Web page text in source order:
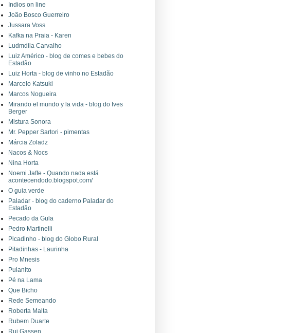
Indios on line
João Bosco Guerreiro
Jussara Voss
Kafka na Praia - Karen
Ludmdila Carvalho
Luiz Américo - blog de comes e bebes do
Estadão
Luiz Horta - blog de vinho no Estadão
Marcelo Katsuki
Marcos Nogueira
Mirando el mundo y la vida - blog do Ives
Berger
Mistura Sonora
Mr. Pepper Sartori - pimentas
Márcia Zoladz
Nacos & Nocs
Nina Horta
Noemi Jaffe - Quando nada está
acontecendodo.blogspot.com/
O guia verde
Paladar - blog do caderno Paladar do
Estadão
Pecado da Gula
Pedro Martinelli
Picadinho - blog do Globo Rural
Pitadinhas - Laurinha
Pro Mnesis
Pulanito
Pé na Lama
Que Bicho
Rede Semeando
Roberta Malta
Rubem Duarte
Rui Gassen